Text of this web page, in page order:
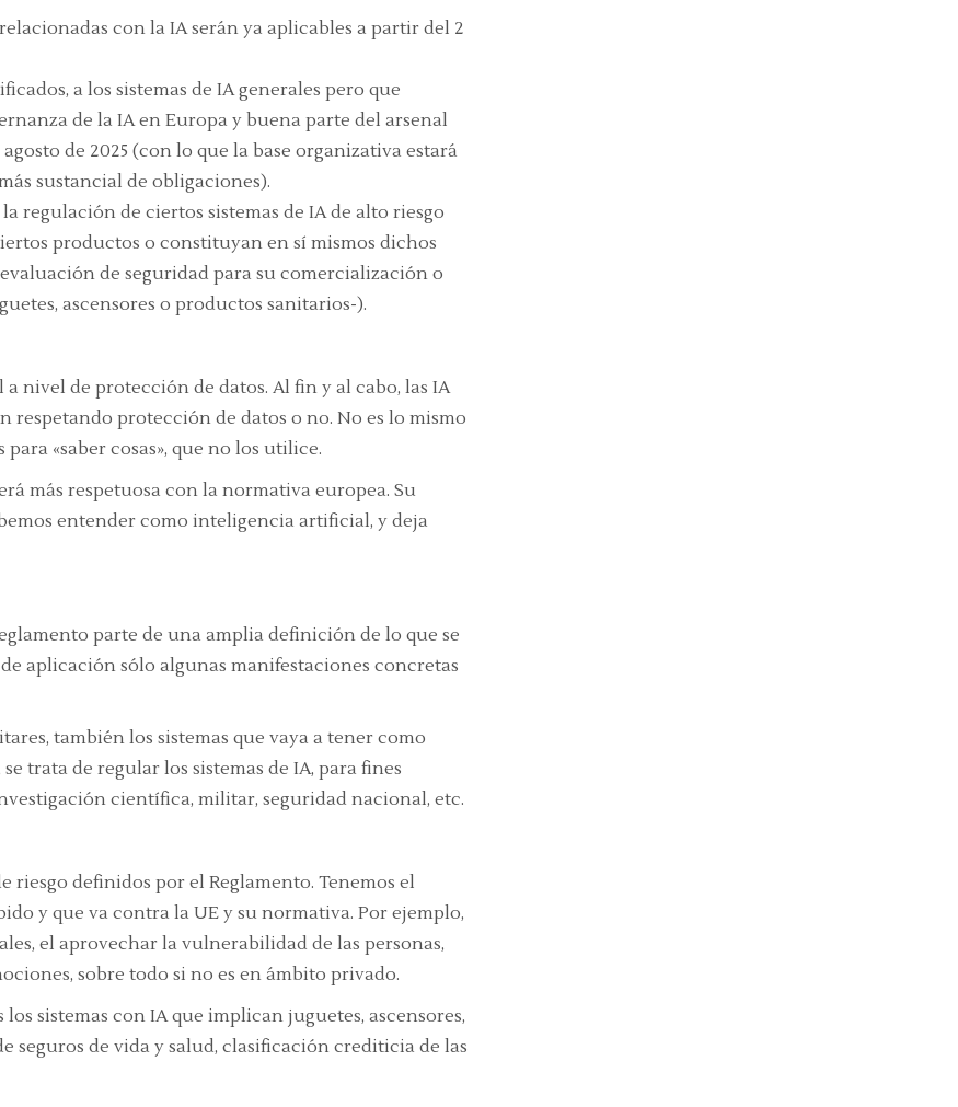
con la IA serán ya aplicables a partir del 2
a los sistemas de IA generales pero que
de la IA en Europa y buena parte del arsenal
de 2025 (con lo que la base organizativa estará
sustancial de obligaciones).
regulación de ciertos sistemas de IA de alto riesgo
productos o constituyan en sí mismos dichos
de seguridad para su comercialización o
ascensores o productos sanitarios-).
nivel de protección de datos. Al fin y al cabo, las IA
respetando protección de datos o no. No es lo mismo
«saber cosas», que no los utilice.
más respetuosa con la normativa europea. Su
entender como inteligencia artificial, y deja
parte de una amplia definición de lo que se
aplicación sólo algunas manifestaciones concretas
también los sistemas que vaya a tener como
trata de regular los sistemas de IA, para fines
científica, militar, seguridad nacional, etc.
riesgo definidos por el Reglamento. Tenemos el
y que va contra la UE y su normativa. Por ejemplo,
el aprovechar la vulnerabilidad de las personas,
sobre todo si no es en ámbito privado.
sistemas con IA que implican juguetes, ascensores,
seguros de vida y salud, clasificación crediticia de las